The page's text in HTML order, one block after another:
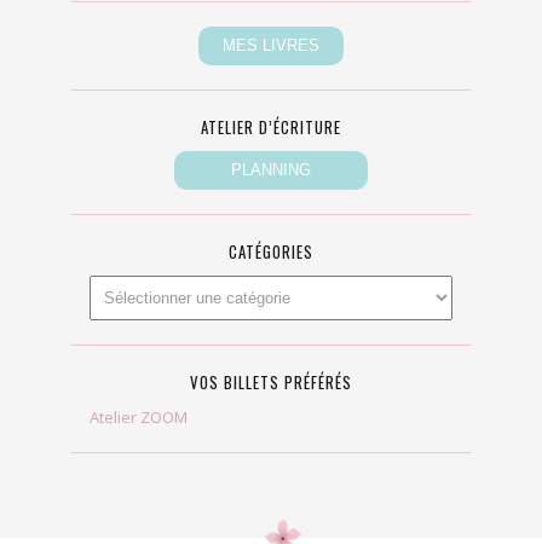
ATELIER D’ÉCRITURE
CATÉGORIES
VOS BILLETS PRÉFÉRÉS
Atelier ZOOM